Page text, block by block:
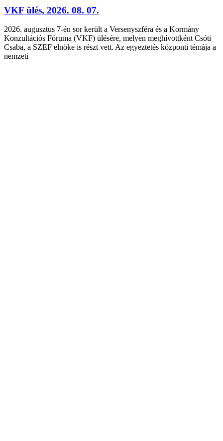
VKF ülés, 2026. 08. 07.
2026. augusztus 7-én sor került a Versenyszféra és a Kormány
Konzultációs Fóruma (VKF) ülésére, melyen meghívottként Csóti
Csaba, a SZEF elnöke is részt vett. Az egyeztetés központi témája a
nemzeti